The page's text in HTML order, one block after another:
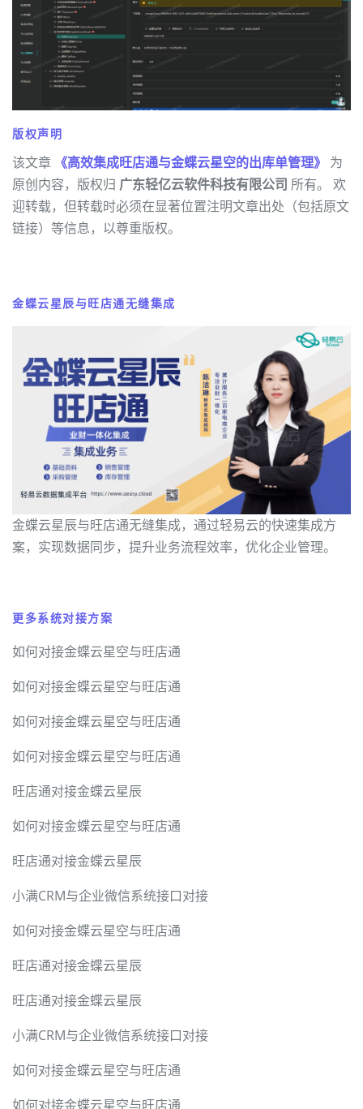
版权声明
该文章 《高效集成旺店通与金蝶云星空的出库单管理》 为
原创内容，版权归 广东轻亿云软件科技有限公司 所有。 欢
迎转载，但转载时必须在显著位置注明文章出处（包括原文
链接）等信息，以尊重版权。
金蝶云星辰与旺店通无缝集成
金蝶云星辰与旺店通无缝集成，通过轻易云的快速集成方
案，实现数据同步，提升业务流程效率，优化企业管理。
更多系统对接方案
如何对接金蝶云星空与旺店通
如何对接金蝶云星空与旺店通
如何对接金蝶云星空与旺店通
如何对接金蝶云星空与旺店通
旺店通对接金蝶云星辰
如何对接金蝶云星空与旺店通
旺店通对接金蝶云星辰
小满CRM与企业微信系统接口对接
如何对接金蝶云星空与旺店通
旺店通对接金蝶云星辰
旺店通对接金蝶云星辰
小满CRM与企业微信系统接口对接
如何对接金蝶云星空与旺店通
如何对接金蝶云星空与旺店通